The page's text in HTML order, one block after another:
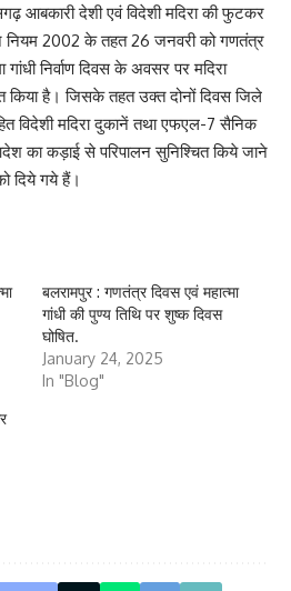
आबकारी देशी एवं विदेशी मदिरा की फुटकर
नियम 2002 के तहत 26 जनवरी को गणतंत्र
निर्वाण दिवस के अवसर पर मदिरा
किया है। जिसके तहत उक्त दोनों दिवस जिले
विदेशी मदिरा दुकानें तथा एफएल-7 सैनिक
का कड़ाई से परिपालन सुनिश्चित किये जाने
दिये गये हैं।
बलरामपुर : गणतंत्र दिवस एवं महात्मा
गांधी की पुण्य तिथि पर शुष्क दिवस
घोषित.
January 24, 2025
In "Blog"